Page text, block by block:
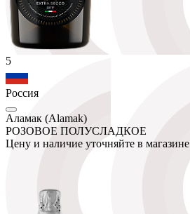
5
Россия
Аламак (Alamak)
РОЗОВОЕ ПОЛУСЛАДКОЕ
Цену и наличие уточняйте в магазине